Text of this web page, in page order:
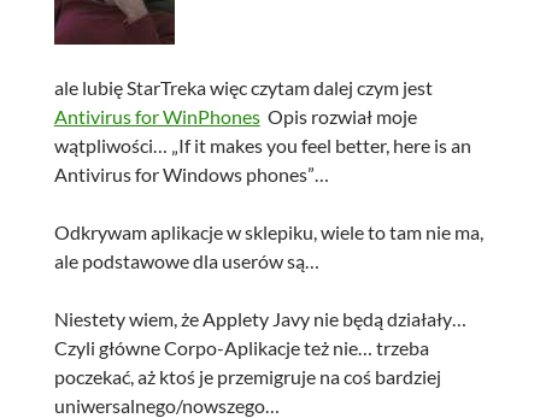
ale lubię StarTreka więc czytam dalej czym jest
Antivirus for WinPhonesOpis rozwiał moje
wątpliwości… „If it makes you feel better, here is an
Antivirus for Windows phones”…
Odkrywam aplikacje w sklepiku, wiele to tam nie ma,
ale podstawowe dla userów są…
Niestety wiem, że Applety Javy nie będą działały…
Czyli główne Corpo-Aplikacje też nie… trzeba
poczekać, aż ktoś je przemigruje na coś bardziej
uniwersalnego/nowszego…